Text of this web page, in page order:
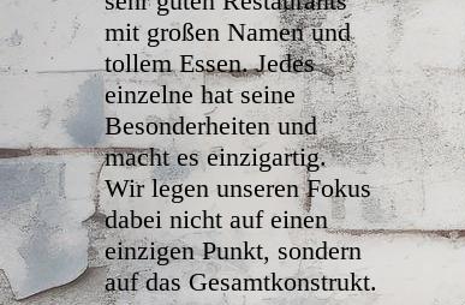
mit großen Namen und
tollem Essen. Jedes
einzelne hat seine
Besonderheiten und
macht es einzigartig.
Wir legen unseren Fokus
dabei nicht auf einen
einzigen Punkt, sondern
auf das Gesamtkonstrukt.